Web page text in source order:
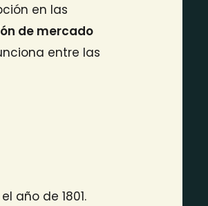
en las
de mercado
entre las
año de 1801.